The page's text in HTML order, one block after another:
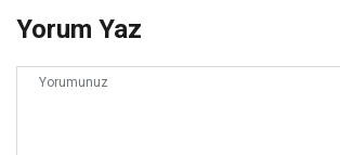
Yorum Yaz